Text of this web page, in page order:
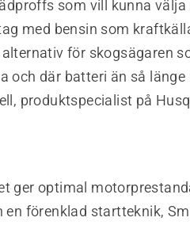
som vill kunna välja
med bensin som
för skogsägaren
och där batteri än så länge
produktspecialist på
ger optimal
förenklad startteknik,